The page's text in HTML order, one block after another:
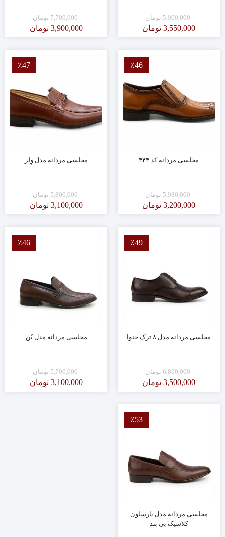
5,900,000 تومان
3,550,000 تومان
7,700,000 تومان
3,900,000 تومان
٪46
مجلسی مردانه کد ۴۴۴
5,980,000 تومان
3,200,000 تومان
٪47
مجلسی مردانه مدل وِلز
5,800,000 تومان
3,100,000 تومان
٪49
مجلسی مردانه مدل ۸ ترک جنوا
6,800,000 تومان
3,500,000 تومان
٪46
مجلسی مردانه مدل بُن
5,700,000 تومان
3,100,000 تومان
٪53
مجلسی مردانه مدل بارسلون
کلاسیک بی بند